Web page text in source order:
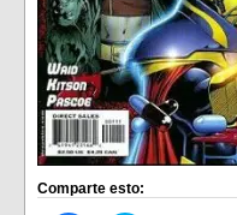
Comparte esto: